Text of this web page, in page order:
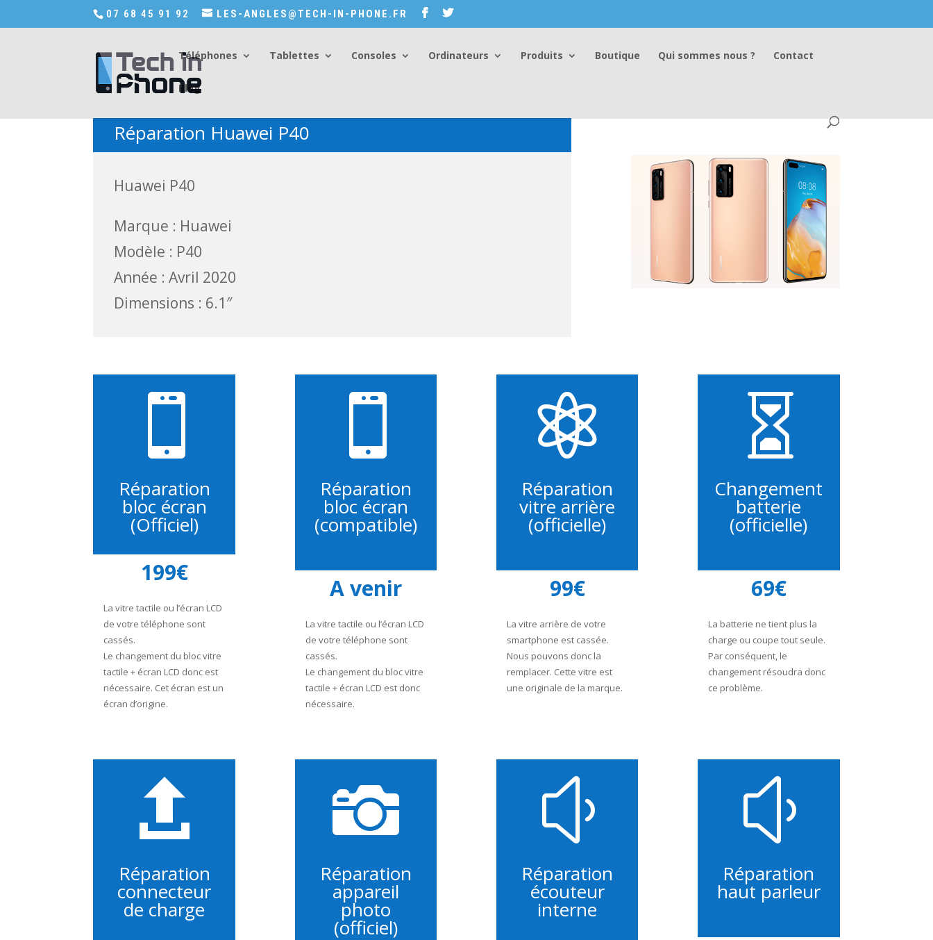
Accédez a Shop-in-tech-in-phone07 68 45 91 92 LES-ANGLES@TECH-IN-PHONE.FR
Téléphones Tablettes Consoles Ordinateurs Produits Boutique Qui sommes nous ? Contact
Blog
Réparation Huawei P40
Huawei P40
Marque : Huawei
Modèle : P40
Année : Avril 2020
Dimensions : 6.1″

Réparation
bloc écran
(Officiel)
199€
La vitre tactile ou l’écran LCD
de votre téléphone sont
cassés.
Le changement du bloc vitre
tactile + écran LCD donc est
nécessaire. Cet écran est un
écran d’origine.

Réparation
bloc écran
(compatible)
A venir
La vitre tactile ou l’écran LCD
de votre téléphone sont
cassés.
Le changement du bloc vitre
tactile + écran LCD est donc
nécessaire.

Réparation
vitre arrière
(officielle)
99€
La vitre arrière de votre
smartphone est cassée.
Nous pouvons donc la
remplacer. Cette vitre est
une originale de la marque.

Changement
batterie
(officielle)
69€
La batterie ne tient plus la
charge ou coupe tout seule.
Par conséquent, le
changement résoudra donc
ce problème.

Réparation
connecteur
de charge

Réparation
appareil
photo
(officiel)
y
Réparation
écouteur
interne
y
Réparation
haut parleur